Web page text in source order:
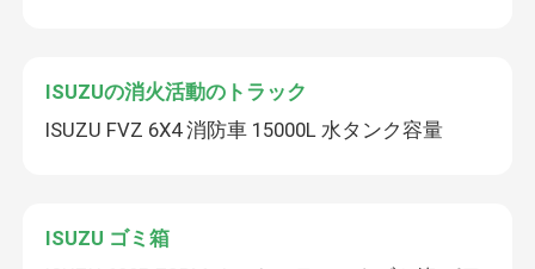
ISUZUの消火活動のトラック
ISUZU FVZ 6X4 消防車 15000L 水タンク容量
ISUZU ゴミ箱